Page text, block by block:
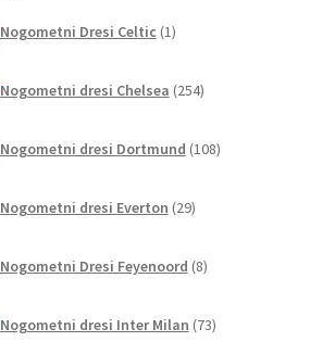
Nogometni Dresi Celtic 1izdelek
Nogometni dresi Chelsea 254izdelkov
Nogometni dresi Dortmund 108izdelkov
Nogometni dresi Everton 29izdelkov
Nogometni Dresi Feyenoord 8izdelkov
Nogometni dresi Inter Milan 73izdelkov